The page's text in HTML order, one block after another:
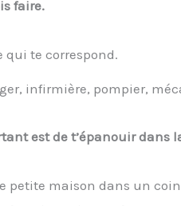
faire.
qui te correspond.
infirmière, pompier,
est de t’épanouir
petite maison dans un